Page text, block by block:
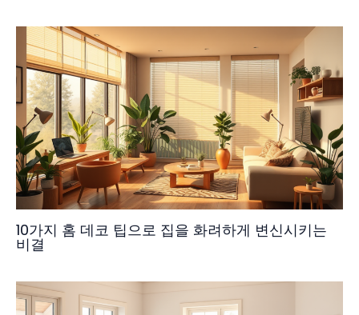
10가지 홈 데코 팁으로 집을 화려하게 변신시키는
비결